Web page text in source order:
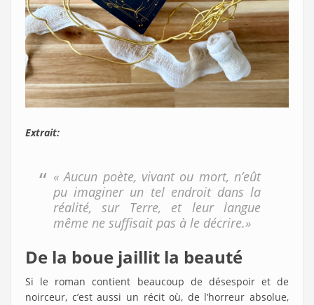
Extrait:
« Aucun poète, vivant ou mort, n’eût
pu imaginer un tel endroit dans la
réalité, sur Terre, et leur langue
même ne suffisait pas à le décrire.»
De la boue jaillit la beauté
Si le roman contient beaucoup de désespoir et de
noirceur, c’est aussi un récit où, de l’horreur absolue,